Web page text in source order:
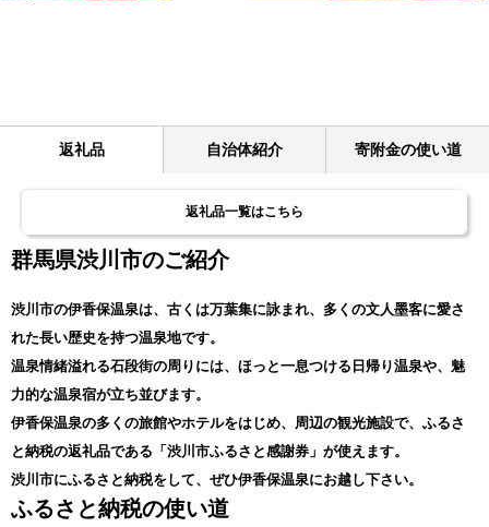
返礼品 自治体紹介 寄附金の使い道
返礼品一覧はこちら
群馬県渋川市のご紹介
渋川市の伊香保温泉は、古くは万葉集に詠まれ、多くの文人墨客に愛さ
れた長い歴史を持つ温泉地です。
温泉情緒溢れる石段街の周りには、ほっと一息つける日帰り温泉や、魅
力的な温泉宿が立ち並びます。
伊香保温泉の多くの旅館やホテルをはじめ、周辺の観光施設で、ふるさ
と納税の返礼品である「渋川市ふるさと感謝券」が使えます。
渋川市にふるさと納税をして、ぜひ伊香保温泉にお越し下さい。
ふるさと納税の使い道